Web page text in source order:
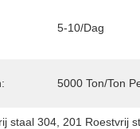
5-10/dag
5000 Ton/ton
staal 304 201 Roestvrij